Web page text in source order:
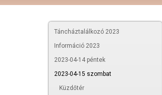
Táncháztalálkozó 2023
Információ 2023
2023-04-14 péntek
2023-04-15 szombat
Küzdőtér